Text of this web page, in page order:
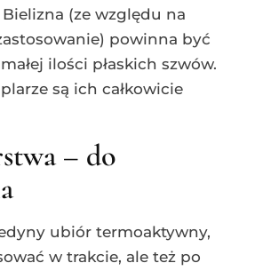
Bielizna (ze względu na
powinna być
ilości płaskich szwów.
są ich całkowicie
– do
ubiór termoaktywny,
w trakcie, ale też po